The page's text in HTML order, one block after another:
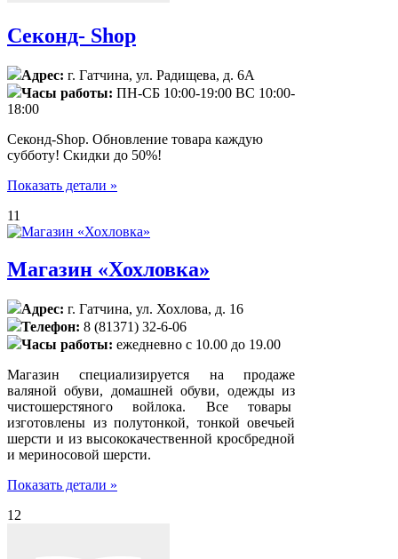
Секонд- Shop
Адрес: г. Гатчина, ул. Радищева, д. 6А
Часы работы: ПН-СБ 10:00-19:00 ВС 10:00-
18:00
Секонд-Shop. Обновление товара каждую
субботу! Скидки до 50%!
Показать детали »
11
Магазин «Хохловка»
Адрес: г. Гатчина, ул. Хохлова, д. 16
Телефон: 8 (81371) 32-6-06
Часы работы: ежедневно с 10.00 до 19.00
Магазин специализируется на продаже
валяной обуви, домашней обуви, одежды из
чистошерстяного войлока. Все товары
изготовлены из полутонкой, тонкой овечьей
шерсти и из высококачественной кросбредной
и мериносовой шерсти.
Показать детали »
12